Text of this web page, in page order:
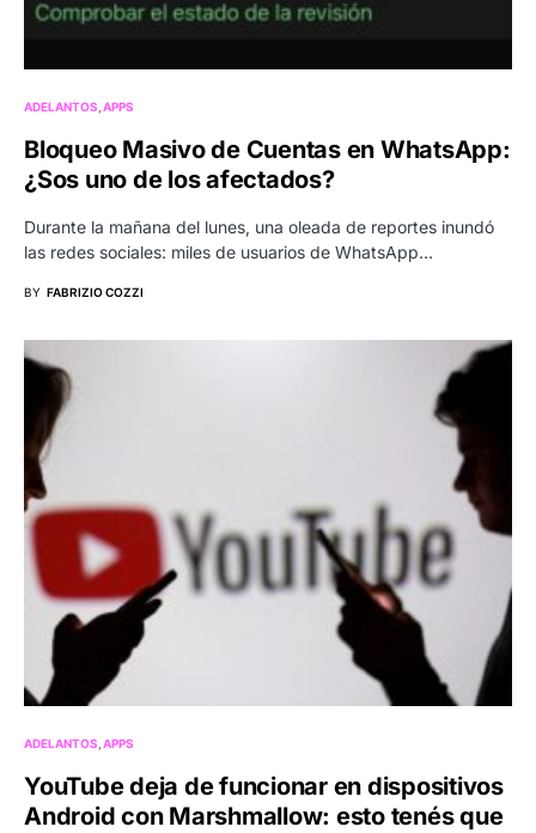
ADELANTOS APPS
Bloqueo Masivo de Cuentas en WhatsApp:
¿Sos uno de los afectados?
Durante la mañana del lunes, una oleada de reportes inundó
las redes sociales: miles de usuarios de WhatsApp…
BY FABRIZIO COZZI
ADELANTOS APPS
YouTube deja de funcionar en dispositivos
Android con Marshmallow: esto tenés que